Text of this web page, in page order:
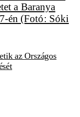
az Országos